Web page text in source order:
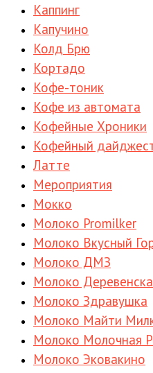
Каппинг
Капучино
Колд Брю
Кортадо
Кофе-тоник
Кофе из автомата
Кофейные Хроники
Кофейный
Латте
Мероприятия
Мокко
Молоко Promilker
Молоко Вкусный
Молоко ДМЗ
Молоко
Молоко Здравушка
Молоко Майти
Молоко Молочная
Молоко Эковакино